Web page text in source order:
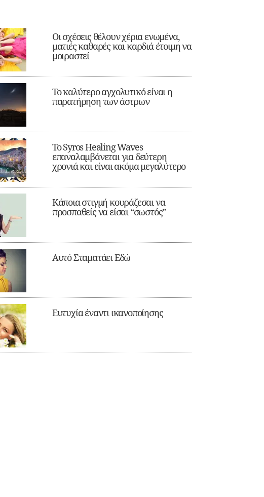
Οι σχέσεις θέλουν χέρια ενωμένα,
ματιές καθαρές και καρδιά έτοιμη να
μοιραστεί
Το καλύτερο αγχολυτικό είναι η
παρατήρηση των άστρων
Το Syros Healing Waves
επαναλαμβάνεται για δεύτερη
χρονιά και είναι ακόμα μεγαλύτερο
Κάποια στιγμή κουράζεσαι να
προσπαθείς να είσαι “σωστός”
Αυτό Σταματάει Εδώ
Ευτυχία έναντι ικανοποίησης